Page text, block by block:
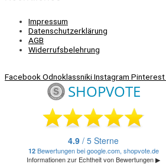
Impressum
Datenschutzerklärung
AGB
Widerrufsbelehrung
FacebookOdnoklassnikiInstagram Pinterest